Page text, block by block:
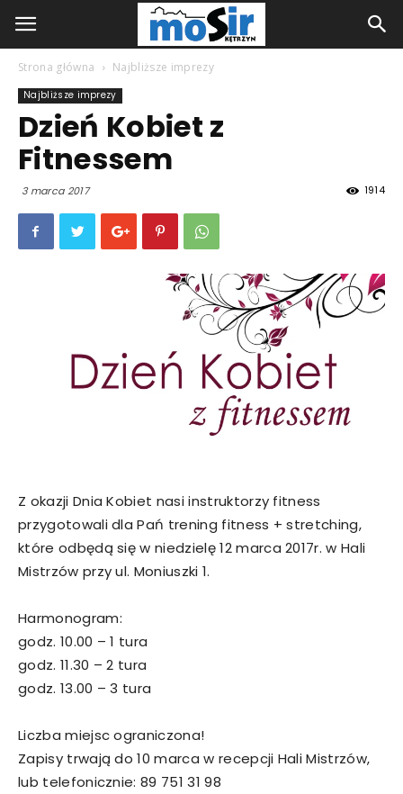
Strona główna Najbliższe imprezy
Najbliższe imprezy
Dzień Kobiet z
Fitnessem
3 marca 2017 1914
Z okazji Dnia Kobiet nasi instruktorzy fitness
przygotowali dla Pań trening fitness + stretching,
które odbędą się w niedzielę 12 marca 2017r. w Hali
Mistrzów przy ul. Moniuszki 1.
Harmonogram:
godz. 10.00 – 1 tura
godz. 11.30 – 2 tura
godz. 13.00 – 3 tura
Liczba miejsc ograniczona!
Zapisy trwają do 10 marca w recepcji Hali Mistrzów,
lub telefonicznie: 89 751 31 98